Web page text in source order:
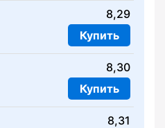
8,29
Купить
8,30
Купить
8,31